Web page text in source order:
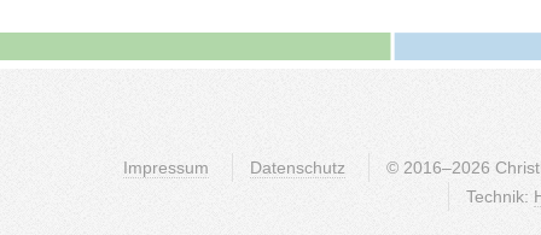
Impressum Datenschutz
© 2016–2026
Technik: